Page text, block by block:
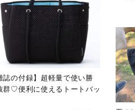
誌の付録】超軽量で使い勝
群♡便利に使えるトートバッ